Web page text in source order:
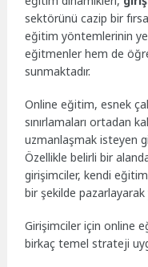
sektörünü cazip bir
eğitim yöntemlerinin
eğitmenler hem de
sunmaktadır.
Online eğitim, esnek
sınırlamaları ortadan
uzmanlaşmak isteyen
Özellikle belirli bir
girişimciler, kendi
bir şekilde
Girişimciler için online
birkaç temel strateji